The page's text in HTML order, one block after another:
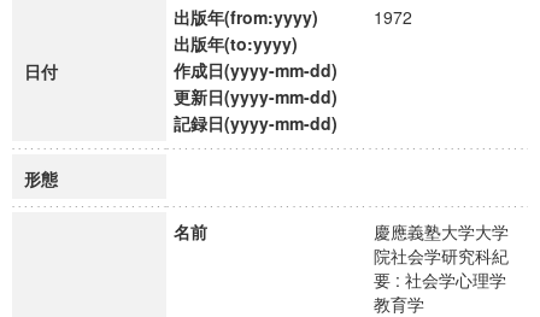
日付
出版年(from:yyyy)
1972
出版年(to:yyyy)
作成日(yyyy-mm-dd)
更新日(yyyy-mm-dd)
記録日(yyyy-mm-dd)
形態
名前
慶應義塾大学大学
院社会学研究科紀
要 : 社会学心理学
教育学